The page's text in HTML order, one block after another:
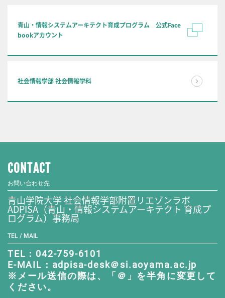
青山・情報システムアーキテクト育成プログラム 公式Face
bookアカウント
社会情報学部 社会情報学科
CONTACT
お問い合わせ先
青山学院大学 社会情報学部附置リエゾンラボ
ADPISA（青山・情報システムアーキテクト 育成プ
ログラム）事務局
TEL / MAIL
TEL：042-759-6101
E-MAIL：adpisa-desk＠si.aoyama.ac.jp
※メール送信の際は、「＠」を半角に変更して
ください。